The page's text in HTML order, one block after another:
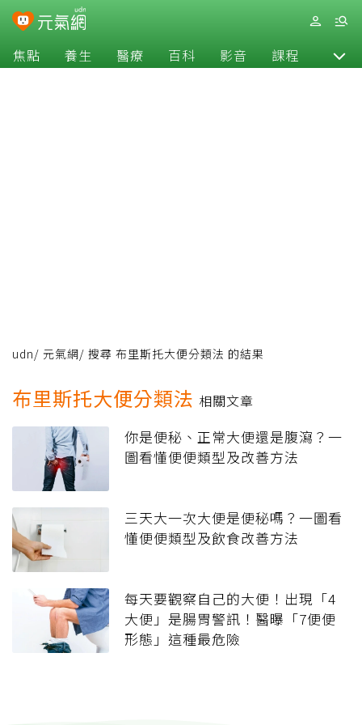
焦點 養生 醫療 百科 影音 課程 退休
udn/ 元氣網/ 搜尋 布里斯托大便分類法 的結果
布里斯托大便分類法 相關文章
你是便秘、正常大便還是腹瀉？一
圖看懂便便類型及改善方法
三天大一次大便是便秘嗎？一圖看
懂便便類型及飲食改善方法
每天要觀察自己的大便！出現「4
大便」是腸胃警訊！醫曝「7便便
形態」這種最危險